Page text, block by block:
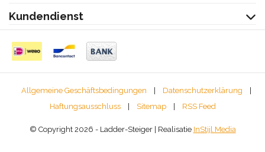
Kundendienst
Allgemeine Geschäftsbedingungen Datenschutzerklärung
Haftungsausschluss
Sitemap RSS Feed
© Copyright 2026 - Ladder-Steiger | Realisatie InStijl Media